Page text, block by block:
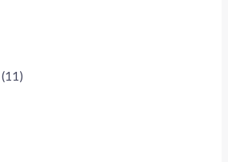
(11)